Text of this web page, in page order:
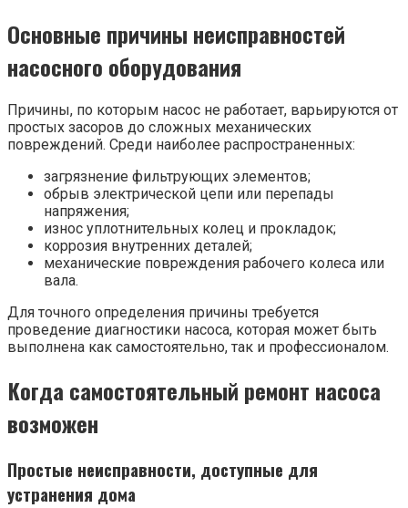
Основные причины неисправностей
насосного оборудования
Причины, по которым насос не работает, варьируются от
простых засоров до сложных механических
повреждений. Среди наиболее распространенных:
загрязнение фильтрующих элементов;
обрыв электрической цепи или перепады
напряжения;
износ уплотнительных колец и прокладок;
коррозия внутренних деталей;
механические повреждения рабочего колеса или
вала.
Для точного определения причины требуется
проведение диагностики насоса, которая может быть
выполнена как самостоятельно, так и профессионалом.
Когда самостоятельный ремонт насоса
возможен
Простые неисправности, доступные для
устранения дома